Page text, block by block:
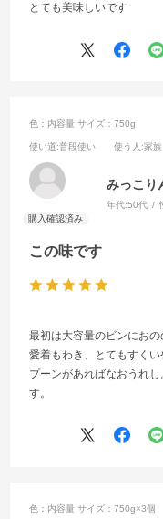
とても美味しいです
この味です
色：内容量 サイズ：750g
使い道:普段使い 使う人 :家族
みっこり
年代:50代
最初は大容量のビンにお
愛着もわき、とてもすく
プーンがあればなおうれ
す。
色：内容量 サイズ：750g×3個